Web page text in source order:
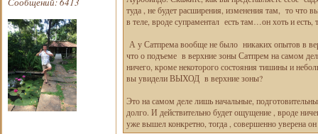
туда , не будет расширения, изменения там, то что
в теле, вроде супраментал есть там…он хоть и
А у Сатпрема вообще не было никаких опытов в
что о подъеме в верхние зоны Сатпрем на самом
ничего, кроме некоторого состояния тишины и
вы увидели ВЫХОД в верхние зоны?
Это на самом деле лишь начальные,
долго. И действительно будет ощущение , вроде
уже вышел конкретно, тогда , совершенно уверена